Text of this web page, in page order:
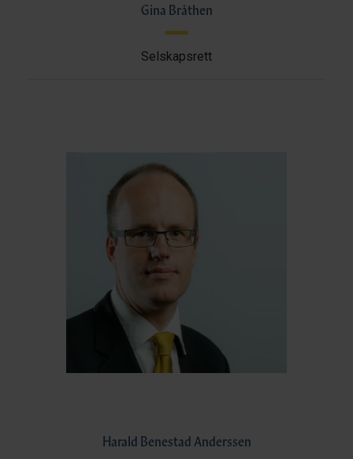
Gina Bråthen
Selskapsrett
Harald Benestad Anderssen